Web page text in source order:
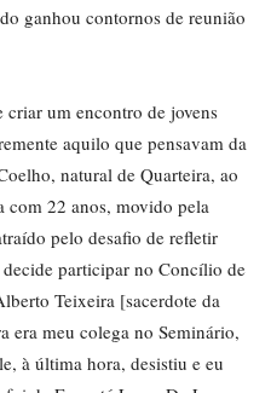
ganhou contornos de reunião
criar um encontro de jovens
aquilo que pensavam da
natural de Quarteira, ao
com 22 anos, movido pela
pelo desafio de refletir
participar no Concílio de
Teixeira [sacerdote da
era meu colega no Seminário,
à última hora, desistiu e eu